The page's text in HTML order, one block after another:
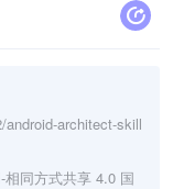
architect-skill
同方式共享 4.0 国